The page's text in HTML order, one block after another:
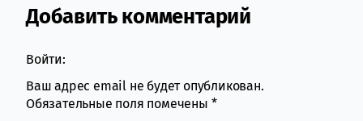
Comment section
Добавить комментарий
Войти:
Ваш адрес email не будет опубликован.
Обязательные поля помечены *